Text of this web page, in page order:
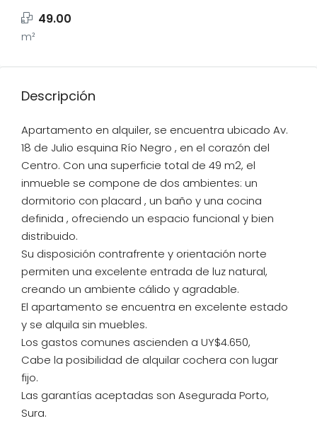
49.00
m²
Descripción
Apartamento en alquiler, se encuentra ubicado Av.
18 de Julio esquina Río Negro , en el corazón del
Centro. Con una superficie total de 49 m2, el
inmueble se compone de dos ambientes: un
dormitorio con placard , un baño y una cocina
definida , ofreciendo un espacio funcional y bien
distribuido.
Su disposición contrafrente y orientación norte
permiten una excelente entrada de luz natural,
creando un ambiente cálido y agradable.
El apartamento se encuentra en excelente estado
y se alquila sin muebles.
Los gastos comunes ascienden a UY$4.650,
Cabe la posibilidad de alquilar cochera con lugar
fijo.
Las garantías aceptadas son Asegurada Porto,
Sura.